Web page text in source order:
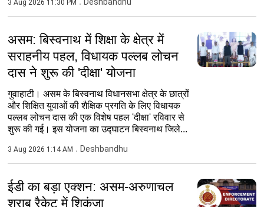
3 Aug 2026 11:30 PM Deshbandhu
असम: बिस्वनाथ में शिक्षा के क्षेत्र में
सराहनीय पहल, विधायक पल्लब लोचन
दास ने शुरू की 'दीक्षा' योजना
गुवाहाटी। असम के बिस्वनाथ विधानसभा क्षेत्र के छात्रों
और शिक्षित युवाओं की शैक्षिक प्रगति के लिए विधायक
पल्लब लोचन दास की एक विशेष पहल 'दीक्षा' रविवार से
शुरू की गई। इस योजना का उद्घाटन बिस्वनाथ जिले...
3 Aug 2026 1:14 AM Deshbandhu
ईडी का बड़ा एक्शन: असम-अरुणाचल
शराब रैकेट में शिकंजा